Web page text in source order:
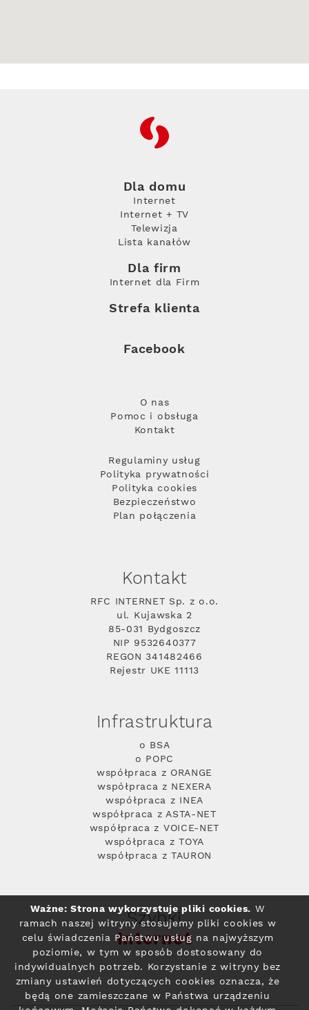
RFC
Dla domu
Internet
Internet + TV
Telewizja
Lista kanałów
Dla firm
Internet dla Firm
Strefa klienta
Facebook
O nas
Pomoc i obsługa
Kontakt
Regulaminy usług
Polityka prywatności
Polityka cookies
Bezpieczeństwo
Plan połączenia
Kontakt
RFC INTERNET Sp. z o.o.
ul. Kujawska 2
85-031 Bydgoszcz
NIP 9532640377
REGON 341482466
Rejestr UKE 11113
Infrastruktura
o BSA
o POPC
współpraca z ORANGE
współpraca z NEXERA
współpraca z INEA
współpraca z ASTA-NET
współpraca z VOICE-NET
współpraca z TOYA
współpraca z TAURON
Szybki
Internet
Ważne: Strona wykorzystuje pliki cookies. W
ramach naszej witryny stosujemy pliki cookies w
celu świadczenia Państwu usług na najwyższym
poziomie, w tym w sposób dostosowany do
indywidualnych potrzeb. Korzystanie z witryny bez
zmiany ustawień dotyczących cookies oznacza, że
będą one zamieszczane w Państwa urządzeniu